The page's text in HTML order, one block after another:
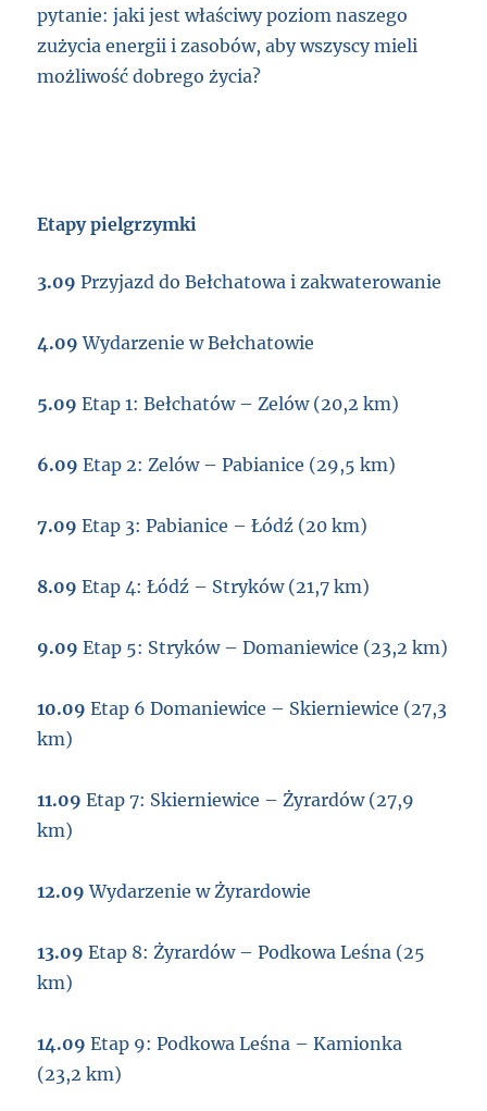
pytanie: jaki jest właściwy poziom naszego
zużycia energii i zasobów, aby wszyscy mieli
możliwość dobrego życia?
Etapy pielgrzymki
3.09 Przyjazd do Bełchatowa i zakwaterowanie
4.09 Wydarzenie w Bełchatowie
5.09 Etap 1: Bełchatów – Zelów (20,2 km)
6.09 Etap 2: Zelów – Pabianice (29,5 km)
7.09 Etap 3: Pabianice – Łódź (20 km)
8.09 Etap 4: Łódź – Stryków (21,7 km)
9.09 Etap 5: Stryków – Domaniewice (23,2 km)
10.09 Etap 6 Domaniewice – Skierniewice (27,3
km)
11.09 Etap 7: Skierniewice – Żyrardów (27,9
km)
12.09 Wydarzenie w Żyrardowie
13.09Etap 8: Żyrardów – Podkowa Leśna (25
km)
14.09 Etap 9: Podkowa Leśna – Kamionka
(23,2 km)